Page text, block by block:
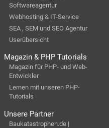
Softwareagentur
Webhosting & IT-Service
SEA , SEM und SEO Agentur
Userübersicht
Magazin & PHP Tutorials
Magazin für PHP- und Web-
Entwickler
Lernen mit unseren PHP-
Tutorials
Unsere Partner
Baukatastrophen.de |